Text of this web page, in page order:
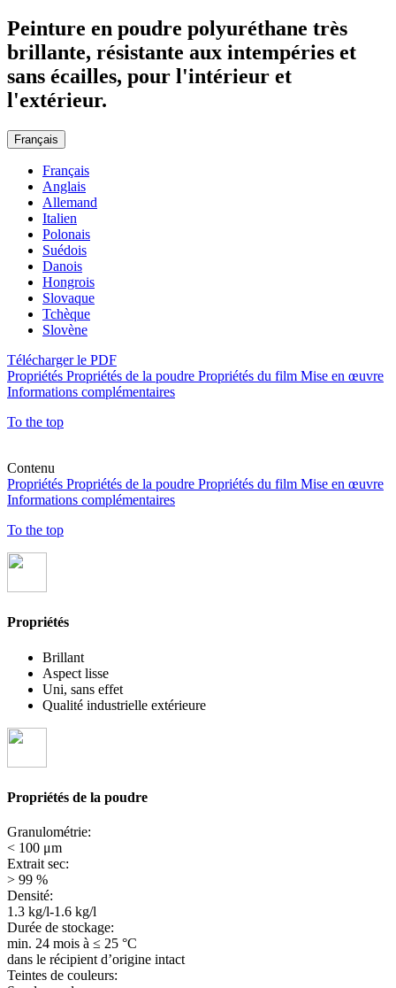
Peinture en poudre polyuréthane très
brillante, résistante aux intempéries et
sans écailles, pour l'intérieur et
l'extérieur.
Français
Français
Anglais
Allemand
Italien
Polonais
Suédois
Danois
Hongrois
Slovaque
Tchèque
Slovène
Télécharger le PDF
Propriétés Propriétés de la poudre Propriétés du film Mise en œuvre
Informations complémentaires
To the top
Contenu
Propriétés Propriétés de la poudre Propriétés du film Mise en œuvre
Informations complémentaires
To the top
Propriétés
Brillant
Aspect lisse
Uni, sans effet
Qualité industrielle extérieure
Propriétés de la poudre
Granulométrie:
< 100 μm
Extrait sec:
> 99 %
Densité:
1.3 kg/l-1.6 kg/l
Durée de stockage:
min. 24 mois à ≤ 25 °C
dans le récipient d’origine intact
Teintes de couleurs: